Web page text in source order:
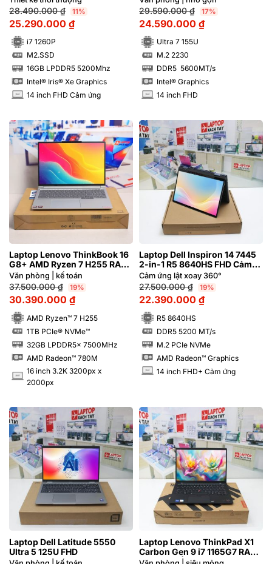
xách tay 99%
28.490.000₫ 11%
25.290.000 ₫
i7 1260P
SSD M2.SSD
RAM
16GB LPDDR5 5200Mhz
Intel® Iris® Xe Graphics
INCH 14 inch FHD Cảm ứng
29.590.000₫ 17%
24.590.000 ₫
Ultra 7 155U
SSD M.2 2230
RAM
DDR5 5600MT/s
Intel® Graphics
INCH 14 inch FHD
Laptop Lenovo ThinkBook 16
G8+ AMD Ryzen 7 H255 RAM
32GB M2.SSD 1TB 3.2K 165Hz
Văn phòng | kế toán
37.500.000₫ 19%
30.390.000 ₫
AMD Ryzen™ 7 H255
SSD 1TB PCIe® NVMe™
32GB LPDDR5x 7500MHz
AMD Radeon™ 780M
INCH
16 inch 3.2K 3200px x
2000px
Laptop Dell Inspiron 14 7445
2-in-1 R5 8640HS FHD Cảm
ứng lật xoay 360 độ
Cảm ứng lật xoay 360°
27.500.000₫ 19%
22.390.000 ₫
R5 8640HS
SSD DDR5 5200 MT/s
M.2 PCIe NVMe
AMD Radeon™ Graphics
INCH 14 inch FHD+ Cảm ứng
Laptop Dell Latitude 5550
Ultra 5 125U FHD
Laptop Lenovo ThinkPad X1
Carbon Gen 9 i7 1165G7 RAM
16GB FHD | Hàng xách tay